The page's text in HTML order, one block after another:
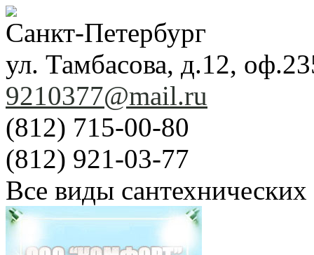
Санкт-Петербург
ул. Тамбасова, д.12,
9210377@mail.ru
(812) 715-00-80
(812) 921-03-77
Все виды